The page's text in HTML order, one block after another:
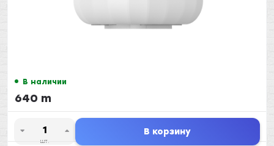
В наличии
640 m
шт.
В корзину